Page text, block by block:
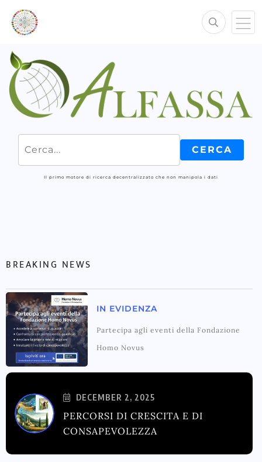
Il primo motore di ricerca decentralizzato che non manipola i dati
BREAKING NEWS
IN EVIDENZA
Partecipa agli eventi della Fondazione
Homo Novus
DECEMBER 2, 2025
PERCORSI DI CRESCITA E DI
CONSAPEVOLEZZA